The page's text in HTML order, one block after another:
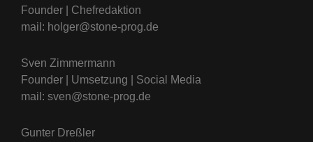
Founder | Chefredaktion
mail: holger@stone-prog.de
Sven Zimmermann
Founder | Umsetzung | Social Media
mail: sven@stone-prog.de
Gunter Dreßler